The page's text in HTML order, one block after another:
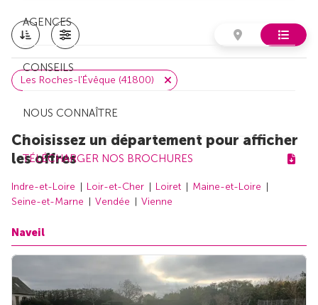
AGENCES
CONSEILS
NOUS CONNAÎTRE
TÉLÉCHARGER NOS BROCHURES
Les Roches-l'Évêque (41800)
Choisissez un département pour afficher
les offres
Indre-et-Loire Loir-et-Cher Loiret
Maine-et-Loire
Seine-et-Marne
Vendée Vienne
Naveil